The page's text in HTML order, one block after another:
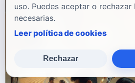
uso. Puedes aceptar o rechazar
necesarias.
Leer política de cookies
Rechazar